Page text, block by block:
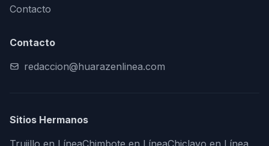
Contacto
Contacto
redaccion@huarazenlinea.com
Sitios Hermanos
Trujillo en LíneaChimbote en LíneaChiclayo en Línea